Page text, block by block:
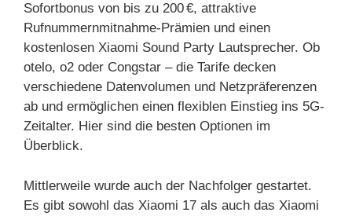
Sofortbonus von bis zu 200 €, attraktive
Rufnummernmitnahme-Prämien und einen
kostenlosen Xiaomi Sound Party Lautsprecher. Ob
otelo, o2 oder Congstar – die Tarife decken
verschiedene Datenvolumen und Netzpräferenzen
ab und ermöglichen einen flexiblen Einstieg ins 5G-
Zeitalter. Hier sind die besten Optionen im
Überblick.
Mittlerweile wurde auch der Nachfolger gestartet.
Es gibt sowohl das Xiaomi 17 als auch das Xiaomi